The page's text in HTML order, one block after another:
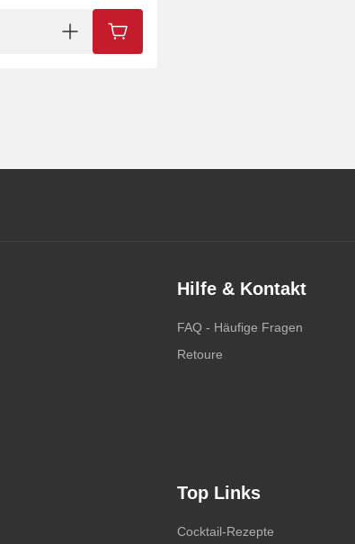
IN DEN WARENKORB
Hilfe & Kontakt
FAQ - Häufige Fragen
Retoure
Top Links
Cocktail-Rezepte